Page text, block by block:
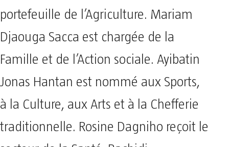
portefeuille de l’Agriculture. Mariam
Djaouga Sacca est chargée de la
Famille et de l’Action sociale. Ayibatin
Jonas Hantan est nommé aux Sports,
à la Culture, aux Arts et à la Chefferie
traditionnelle. Rosine Dagniho reçoit le